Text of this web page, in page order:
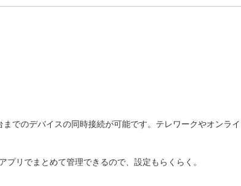
のデバイスの同時接続が可能です。テレワークやオンライ
リでまとめて管理できるので、設定もらくらく。